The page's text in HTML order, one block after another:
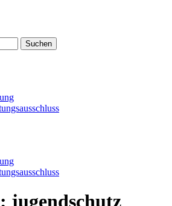
jugendschutz